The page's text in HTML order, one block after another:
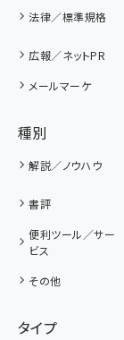
法律／標準規格
広報／ネットPR
メールマーケ
種別
解説／ノウハウ
書評
便利ツール／サー
ビス
その他
タイプ